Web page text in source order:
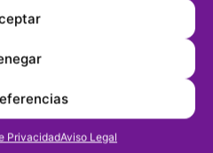
PrivacidadAviso Legal